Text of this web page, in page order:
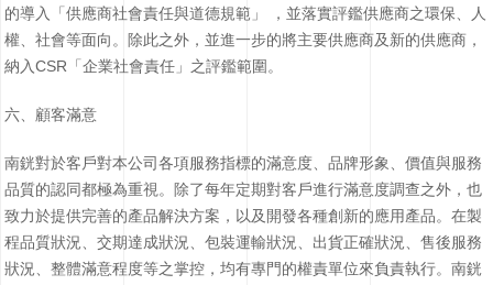
的導入「供應商社會責任與道德規範」 ，並落實評鑑供應商之環保、人
權、社會等面向。除此之外，並進一步的將主要供應商及新的供應商，
納入CSR「企業社會責任」之評鑑範圍。
六、顧客滿意
南銧對於客戶對本公司各項服務指標的滿意度、品牌形象、價值與服務
品質的認同都極為重視。除了每年定期對客戶進行滿意度調查之外，也
致力於提供完善的產品解決方案，以及開發各種創新的應用產品。在製
程品質狀況、交期達成狀況、包裝運輸狀況、出貨正確狀況、售後服務
狀況、整體滿意程度等之掌控，均有專門的權責單位來負責執行。南銧